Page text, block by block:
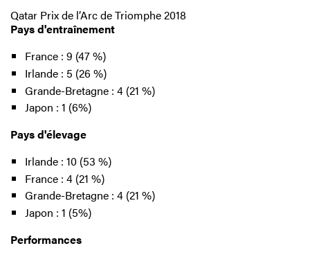
Qatar Prix de l’Arc de Triomphe 2018
Pays d'entraînement
France : 9 (47 %)
Irlande : 5 (26 %)
Grande-Bretagne : 4 (21 %)
Japon : 1 (6%)
Pays d'élevage
Irlande : 10 (53 %)
France : 4 (21 %)
Grande-Bretagne : 4 (21 %)
Japon : 1 (5%)
Performances